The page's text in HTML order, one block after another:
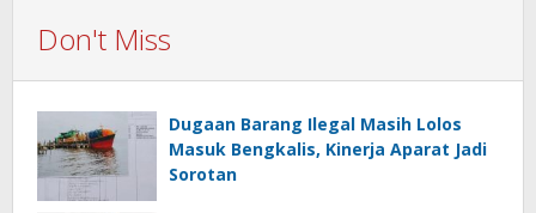
Don't Miss
Dugaan Barang Ilegal Masih Lolos
Masuk Bengkalis, Kinerja Aparat Jadi
Sorotan